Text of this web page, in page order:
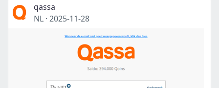
qassa
NL · 2025-11-28